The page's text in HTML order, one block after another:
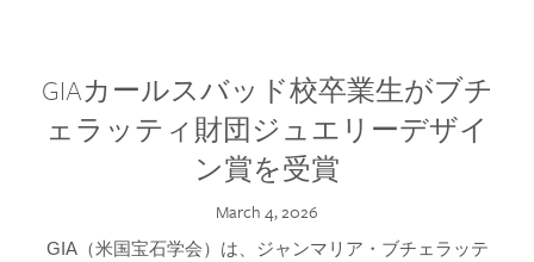
GIAカールスバッド校卒業生がブチ
ェラッティ財団ジュエリーデザイ
ン賞を受賞
March 4, 2026
GIA（米国宝石学会）は、ジャンマリア・ブチェラッテ